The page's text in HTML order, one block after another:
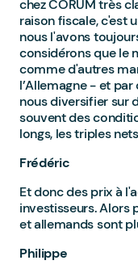
chez CORUM très
raison fiscale, c'est
nous l'avons
considérons que le
comme d'autres
l’Allemagne - et
nous diversifier sur
souvent des
longs, les triples
Frédéric
Et donc des prix à
investisseurs. Alors
et allemands sont
Philippe